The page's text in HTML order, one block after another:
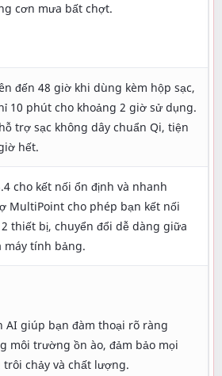
cơn mưa bất chợt.
đến 48 giờ khi dùng kèm hộp sạc,
10 phút cho khoảng 2 giờ sử dụng.
trợ sạc không dây chuẩn Qi, tiện
hết.
cho kết nối ổn định và nhanh
MultiPoint cho phép bạn kết nối
thiết bị, chuyển đổi dễ dàng giữa
máy tính bảng.
AI giúp bạn đàm thoại rõ ràng
môi trường ồn ào, đảm bảo mọi
trôi chảy và chất lượng.